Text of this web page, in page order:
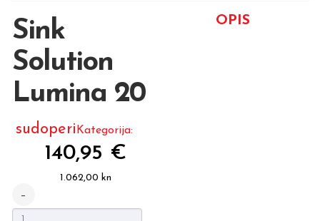
Sink
Solution
Lumina 20
Kategorija:
sudoperi
140,95 €
1.062,00 kn
OPIS